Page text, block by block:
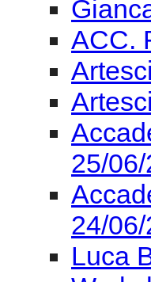
ACC.
25/
24/
Luca